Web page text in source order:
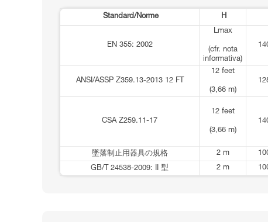
Standard/Norme H
EN 355: 2002
Lmax
(cfr. nota
informativa)
ANSI/ASSP Z359.13-2013 12 FT
12 feet
(3,66 m)
CSA Z259.11-17
12 feet
(3,66 m)
墜落制止用器具の規格 2 m
GB/T 24538-2009: II 型
2 m